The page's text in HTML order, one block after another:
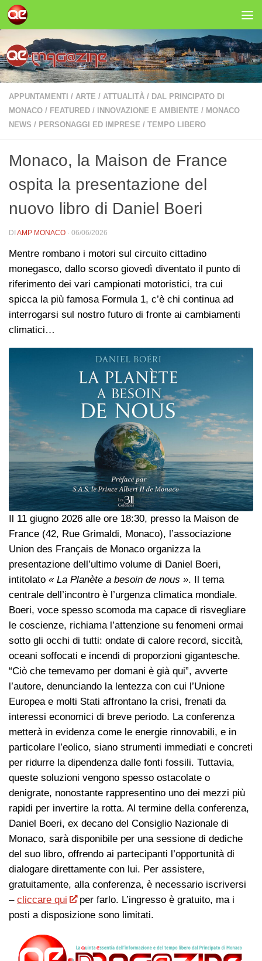
Salta al contenuto
APPUNTAMENTI / ARTE / ATTUALITÀ / DAL PRINCIPATO DI
MONACO / FEATURED / INNOVAZIONE E AMBIENTE / MONACO
NEWS / PERSONAGGI ED IMPRESE / TEMPO LIBERO
Monaco, la Maison de France
ospita la presentazione del
nuovo libro di Daniel Boeri
DI AMP MONACO · 06/06/2026
Mentre rombano i motori sul circuito cittadino
monegasco, dallo scorso giovedì diventato il punto di
riferimento dei vari campionati motoristici, tra cui
spicca la più famosa Formula 1, c’è chi continua ad
interrogarsi sul nostro futuro di fronte ai cambiamenti
climatici…
Il 11 giugno 2026 alle ore 18:30, presso la Maison de
France (42, Rue Grimaldi, Monaco), l’associazione
Union des Français de Monaco organizza la
presentazione dell’ultimo volume di Daniel Boeri,
intitolato « La Planète a besoin de nous ». Il tema
centrale dell’incontro è l’urgenza climatica mondiale.
Boeri, voce spesso scomoda ma capace di risvegliare
le coscienze, richiama l’attenzione su fenomeni ormai
sotto gli occhi di tutti: ondate di calore record, siccità,
oceani soffocati e incendi di proporzioni gigantesche.
“Ciò che temevamo per domani è già qui”, avverte
l’autore, denunciando la lentezza con cui l’Unione
Europea e molti Stati affrontano la crisi, frenati da
interessi economici di breve periodo. La conferenza
metterà in evidenza come le energie rinnovabili, e in
particolare l’eolico, siano strumenti immediati e concreti
per ridurre la dipendenza dalle fonti fossili. Tuttavia,
queste soluzioni vengono spesso ostacolate o
denigrate, nonostante rappresentino uno dei mezzi più
rapidi per invertire la rotta. Al termine della conferenza,
Daniel Boeri, ex decano del Consiglio Nazionale di
Monaco, sarà disponibile per una sessione di dediche
del suo libro, offrendo ai partecipanti l’opportunità di
dialogare direttamente con lui. Per assistere,
gratuitamente, alla conferenza, è necessario iscriversi
– cliccare qui
per farlo. L’ingresso è gratuito, ma i
posti a disposizione sono limitati.